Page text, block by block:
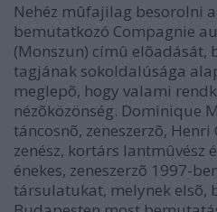
Nehéz mûfajilag besorolni
bemutatkozó Compagnie
(Monszun) címû elõadását,
tagjának sokoldalúsága
meglepõ, hogy valami
nézõközönség. Dominique
táncosnõ, zeneszerzõ,
zenész, kortárs lantmûvész
énekes, zeneszerzõ 1997-
társulatukat, melynek elsõ,